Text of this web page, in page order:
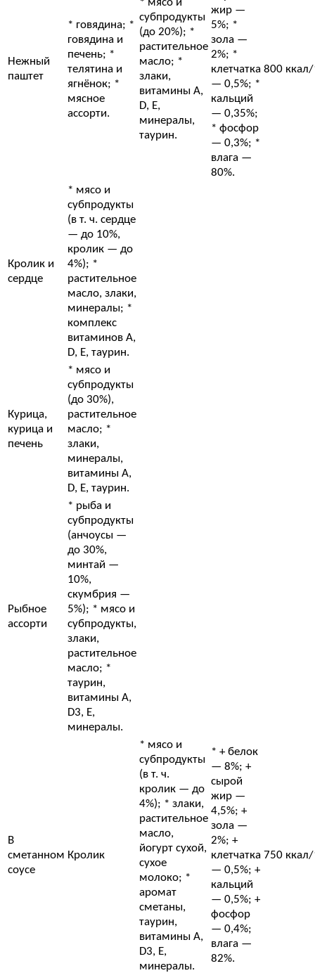
Нежный
паштет
* говядина; *
говядина и
печень; *
телятина и
ягнёнок; *
мясное
ассорти.
* мясо и
субпродукты
(до 20%); *
растительное
масло; *
злаки,
витамины A,
D, E,
минералы,
таурин.
жир —
5%; *
зола —
2%; *
клетчатка
— 0,5%; *
кальций
— 0,35%;
* фосфор
— 0,3%; *
влага —
80%.
800 ккал/
Кролик и
сердце
* мясо и
субпродукты
(в т. ч. сердце
— до 10%,
кролик — до
4%); *
растительное
масло, злаки,
минералы; *
комплекс
витаминов A,
D, E, таурин.
Курица,
курица и
печень
* мясо и
субпродукты
(до 30%),
растительное
масло; *
злаки,
минералы,
витамины A,
D, E, таурин.
Рыбное
ассорти
* рыба и
субпродукты
(анчоусы —
до 30%,
минтай —
10%,
скумбрия —
5%); * мясо и
субпродукты,
злаки,
растительное
масло; *
таурин,
витамины A,
D3, E,
минералы.
В
сметанном
соусе
Кролик
* мясо и
субпродукты
(в т. ч.
кролик — до
4%); * злаки,
растительное
масло,
йогурт сухой,
сухое
молоко; *
аромат
сметаны,
таурин,
витамины A,
D3, E,
минералы.
* + белок
— 8%; +
сырой
жир —
4,5%; +
зола —
2%; +
клетчатка
— 0,5%; +
кальций
— 0,5%; +
фосфор
— 0,4%;
влага —
82%.
750 ккал/